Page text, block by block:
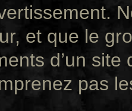
et que le
d’un
pas